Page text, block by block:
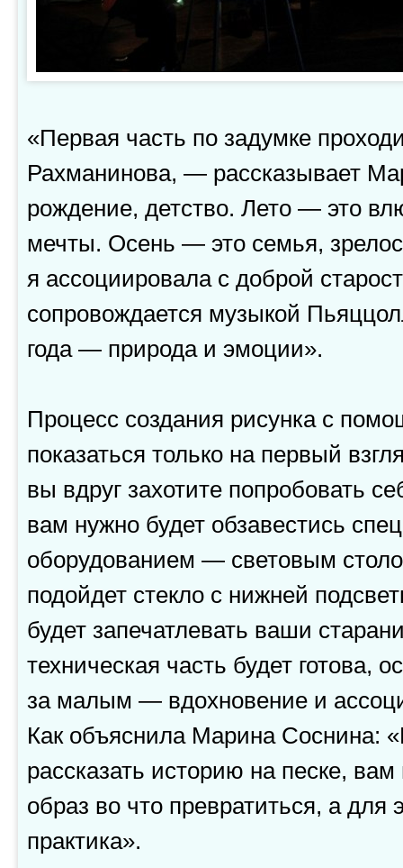
«Первая часть по задумке
Рахманинова, — рассказывает
рождение, детство. Лето — это
мечты. Осень — это семья,
я ассоциировала с доброй
сопровождается музыкой
года — природа и эмоции».
Процесс создания рисунка с
показаться только на первый
вы вдруг захотите попробовать
вам нужно будет обзавестись
оборудованием — световым
подойдет стекло с нижней
будет запечатлевать ваши
техническая часть будет готова,
за малым — вдохновение и
Как объяснила Марина Соснина:
рассказать историю на песке,
образ во что превратиться, а для
практика».